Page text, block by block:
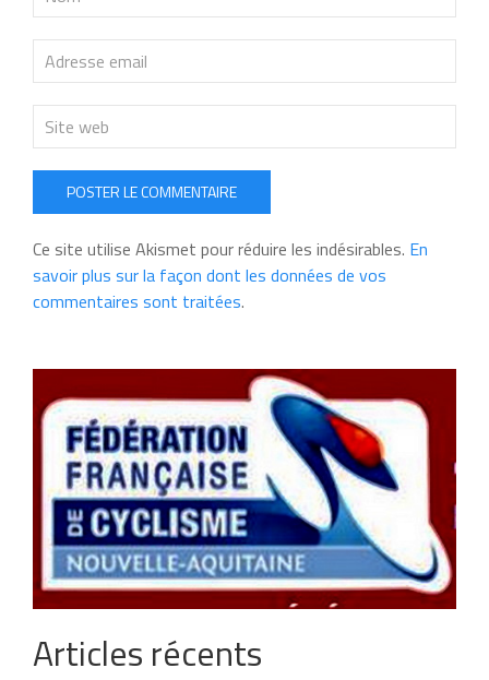
POSTER LE COMMENTAIRE
Ce site utilise Akismet pour réduire les indésirables. En
savoir plus sur la façon dont les données de vos
commentaires sont traitées.
Articles récents